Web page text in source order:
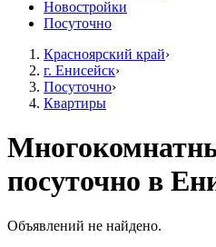
Новостройки
Посуточно
Красноярский край›
г. Енисейск›
Посуточно›
Квартиры
посуточно в
Объявлений не найдено.